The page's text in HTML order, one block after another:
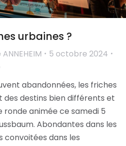
urbaines ?
5 octobre 2024
abandonnées, les friches
des destins bien différents et
animée ce samedi 5
Abondantes dans les
convoitées dans les